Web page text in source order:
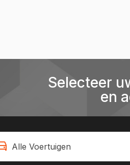
Selecteer
en
Alle Voertuigen